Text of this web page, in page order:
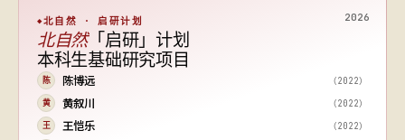
2026
北自然 · 启研计划
北自然「启研」计划
本科生基础研究项目
陈 陈博远 （2022）
黄 黄叙川 （2022）
王 王恺乐 （2022）